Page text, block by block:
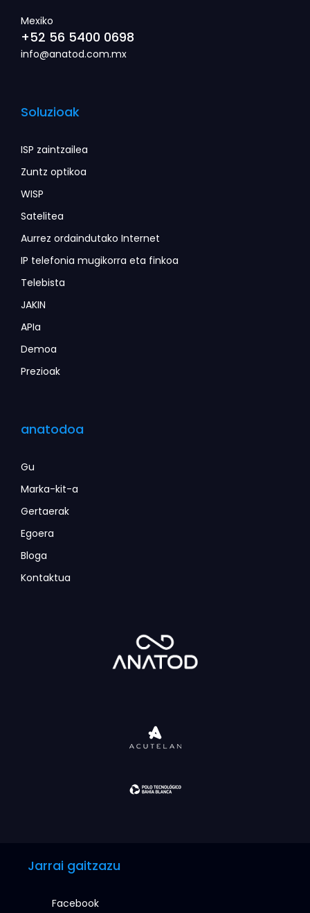
anatodoa
Gu
Marka-kit-a
Gertaerak
Egoera
Bloga
Kontaktua
Soluzioak
ISP zaintzailea
Zuntz optikoa
WISP
Satelitea
Aurrez ordaindutako Internet
IP telefonia mugikorra eta finkoa
Telebista
JAKIN
APIa
Demoa
Prezioak
Mexiko
+52 56 5400 0698
info@anatod.com.mx
Jarrai gaitzazu
Facebook